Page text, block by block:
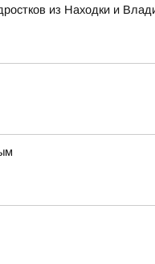
из Находки и